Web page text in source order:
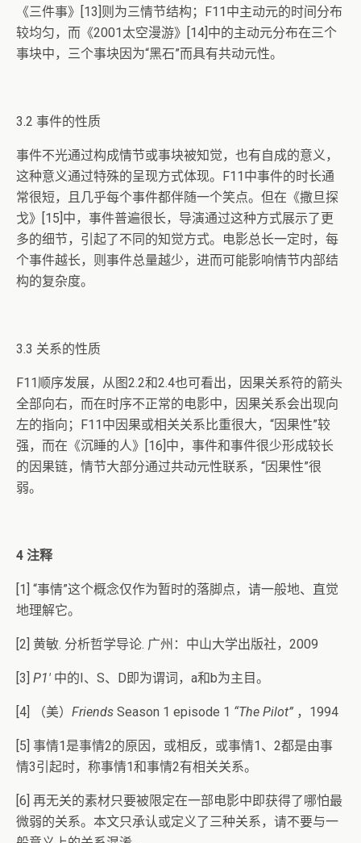
《三件事》[13]则为三情节结构；F11中主动元的时间分布
较均匀，而《2001太空漫游》[14]中的主动元分布在三个
事块中，三个事块因为“黑石”而具有共动元性。
3.2 事件的性质
事件不光通过构成情节或事块被知觉，也有自成的意义，
这种意义通过特殊的呈现方式体现。F11中事件的时长通
常很短，且几乎每个事件都伴随一个笑点。但在《撒旦探
戈》[15]中，事件普遍很长，导演通过这种方式展示了更
多的细节，引起了不同的知觉方式。电影总长一定时，每
个事件越长，则事件总量越少，进而可能影响情节内部结
构的复杂度。
3.3 关系的性质
F11顺序发展，从图2.2和2.4也可看出，因果关系符的箭头
全部向右，而在时序不正常的电影中，因果关系会出现向
左的指向；F11中因果或相关关系比重很大，“因果性”较
强，而在《沉睡的人》[16]中，事件和事件很少形成较长
的因果链，情节大部分通过共动元性联系，“因果性”很
弱。
4 注释
[1] “事情”这个概念仅作为暂时的落脚点，请一般地、直觉
地理解它。
[2] 黄敏. 分析哲学导论. 广州：中山大学出版社，2009
[3] P1′ 中的I、S、D即为谓词，a和b为主目。
[4] （美） Friends Season 1 episode 1 “The Pilot” ，1994
[5] 事情1是事情2的原因，或相反，或事情1、2都是由事
情3引起时，称事情1和事情2有相关关系。
[6] 再无关的素材只要被限定在一部电影中即获得了哪怕最
微弱的关系。本文只承认或定义了三种关系，请不要与一